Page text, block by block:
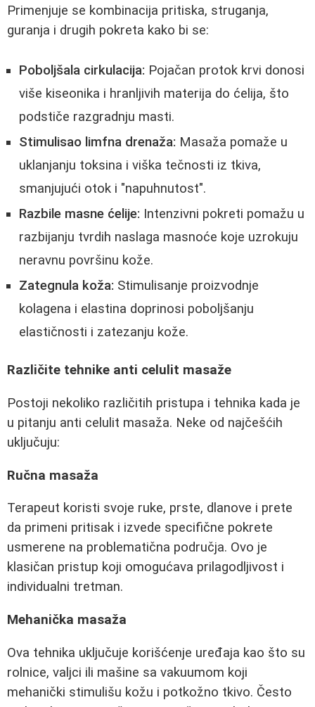
Primenjuje se kombinacija pritiska, struganja,
guranja i drugih pokreta kako bi se:
Poboljšala cirkulacija: Pojačan protok krvi donosi
više kiseonika i hranljivih materija do ćelija, što
podstiče razgradnju masti.
Stimulisao limfna drenaža: Masaža pomaže u
uklanjanju toksina i viška tečnosti iz tkiva,
smanjujući otok i "napuhnutost".
Razbile masne ćelije: Intenzivni pokreti pomažu u
razbijanju tvrdih naslaga masnoće koje uzrokuju
neravnu površinu kože.
Zategnula koža: Stimulisanje proizvodnje
kolagena i elastina doprinosi poboljšanju
elastičnosti i zatezanju kože.
Različite tehnike anti celulit masaže
Postoji nekoliko različitih pristupa i tehnika kada je
u pitanju anti celulit masaža. Neke od najčešćih
uključuju:
Ručna masaža
Terapeut koristi svoje ruke, prste, dlanove i prete
da primeni pritisak i izvede specifične pokrete
usmerene na problematična područja. Ovo je
klasičan pristup koji omogućava prilagodljivost i
individualni tretman.
Mehanička masaža
Ova tehnika uključuje korišćenje uređaja kao što su
rolnice, valjci ili mašine sa vakuumom koji
mehanički stimulišu kožu i potkožno tkivo. Često